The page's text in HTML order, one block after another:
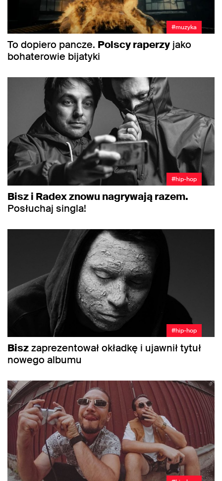
#muzyka
To dopiero pancze. Polscy raperzy jako
bohaterowie bijatyki
#hip-hop
Bisz i Radex znowu nagrywają razem.
Posłuchaj singla!
#hip-hop
Biszzaprezentował okładkę i ujawnił tytuł
nowego albumu